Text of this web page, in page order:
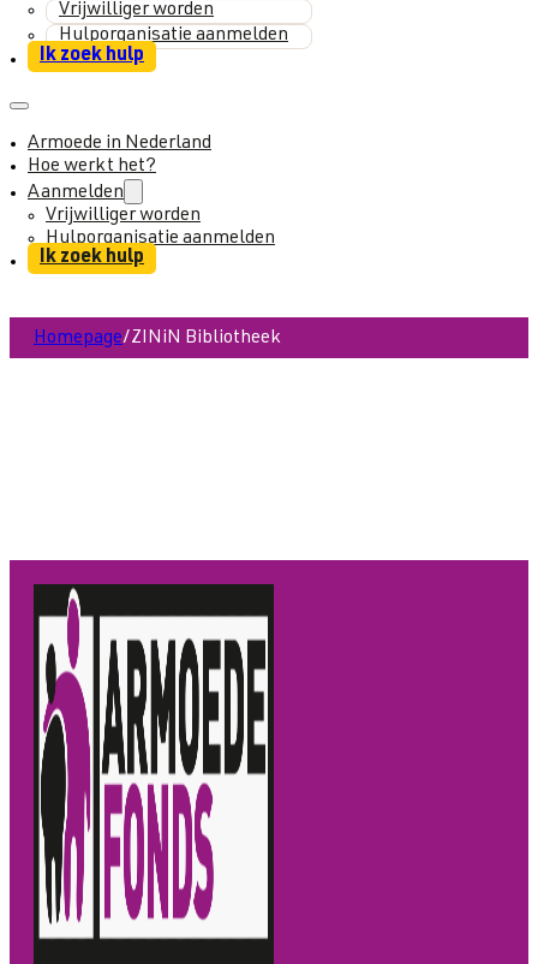
Vrijwilliger worden
Hulporganisatie aanmelden
Ik zoek hulp
Armoede in Nederland
Hoe werkt het?
Aanmelden
Vrijwilliger worden
Hulporganisatie aanmelden
Ik zoek hulp
Homepage/ZINiN Bibliotheek